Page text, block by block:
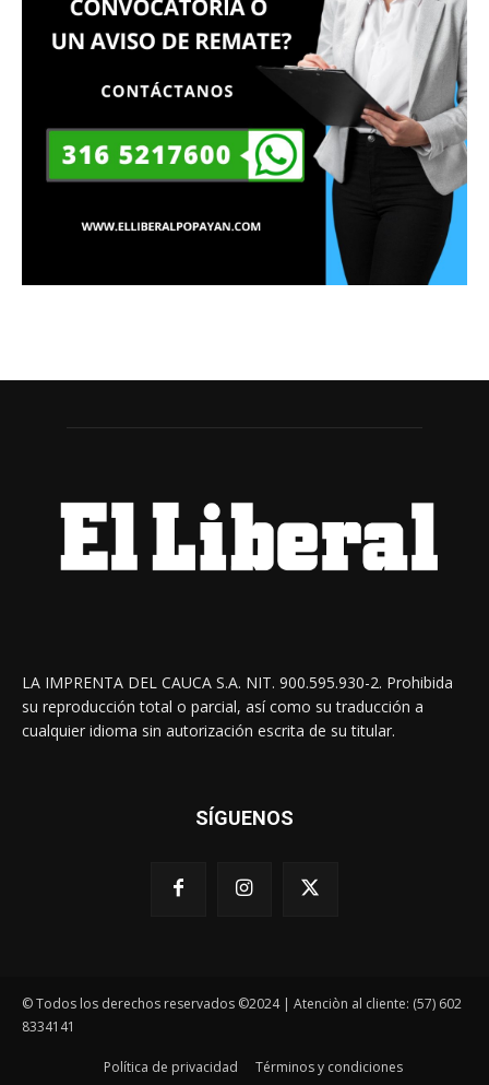
LA IMPRENTA DEL CAUCA S.A. NIT. 900.595.930-2. Prohibida
su reproducción total o parcial, así como su traducción a
cualquier idioma sin autorización escrita de su titular.
SÍGUENOS
© Todos los derechos reservados ©2024 | Atenciòn al cliente: (57) 602
8334141
Política de privacidad Términos y condiciones